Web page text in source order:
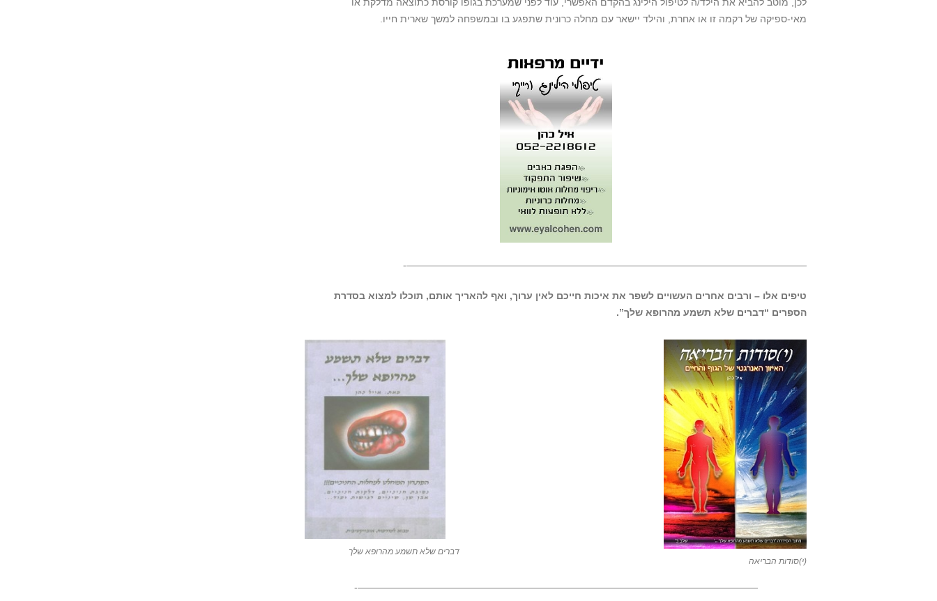
מאי-ספיקה של רקמה זו או אחרת, והילד יישאר עם מחלה כרונית שתפגע בו ובמשפחה למשך שארית חייו.
—————————————————————————————————————————-
טיפים אלו – ורבים אחרים העשויים לשפר את איכות חייכם לאין ערוך, ואף להאריך אותם, תוכלו למצוא בסדרת
הספרים “דברים שלא תשמע מהרופא שלך”.
דברים שלא תשמע מהרופא שלך
(י)סודות הבריאה
—————————————————————————————————————————-